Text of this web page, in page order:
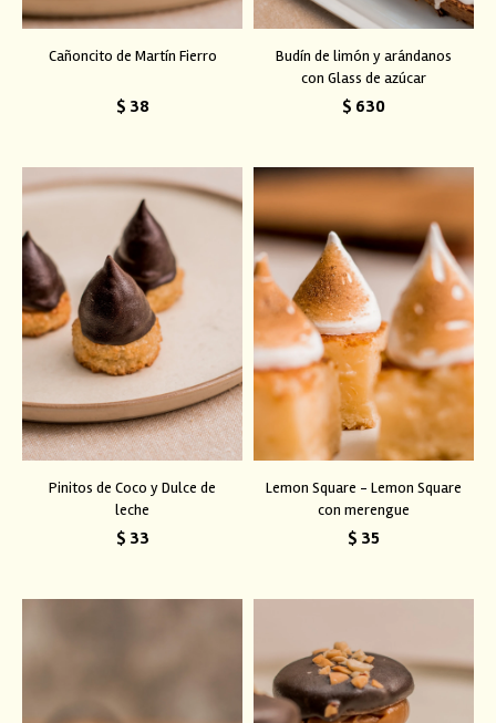
Cañoncito de Martín Fierro
$ 38
Budín de limón y arándanos
con Glass de azúcar
$ 630
Pinitos de Coco y Dulce de
leche
$ 33
Lemon Square - Lemon Square
con merengue
$ 35